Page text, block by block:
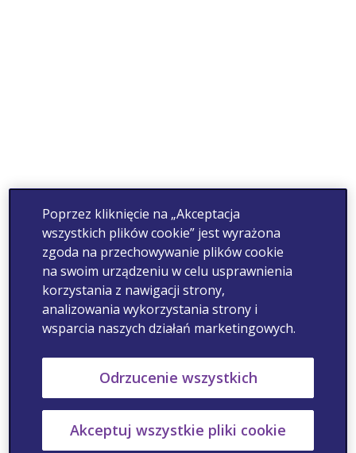
Poprzez kliknięcie na „Akceptacja
wszystkich plików cookie” jest wyrażona
zgoda na przechowywanie plików cookie
na swoim urządzeniu w celu usprawnienia
korzystania z nawigacji strony,
analizowania wykorzystania strony i
wsparcia naszych działań marketingowych.
Odrzucenie wszystkich
Akceptuj wszystkie pliki cookie